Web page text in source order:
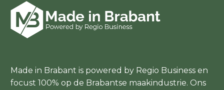
Made in Brabant is powered by Regio Business en
focust 100% op de Brabantse maakindustrie. Ons